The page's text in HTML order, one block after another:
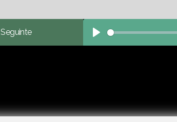
Seguinte
Play